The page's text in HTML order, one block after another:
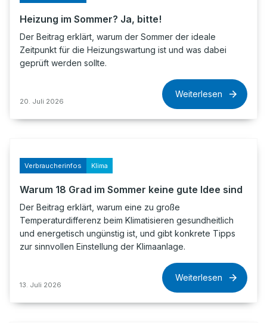
Heizung im Sommer? Ja, bitte!
Der Beitrag erklärt, warum der Sommer der ideale
Zeitpunkt für die Heizungswartung ist und was dabei
geprüft werden sollte.
20. Juli 2026
Weiterlesen
Verbraucherinfos Klima
Warum 18 Grad im Sommer keine gute Idee sind
Der Beitrag erklärt, warum eine zu große
Temperaturdifferenz beim Klimatisieren gesundheitlich
und energetisch ungünstig ist, und gibt konkrete Tipps
zur sinnvollen Einstellung der Klimaanlage.
13. Juli 2026
Weiterlesen